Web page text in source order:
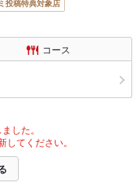
投稿特典対象店
コース
した。
てください。